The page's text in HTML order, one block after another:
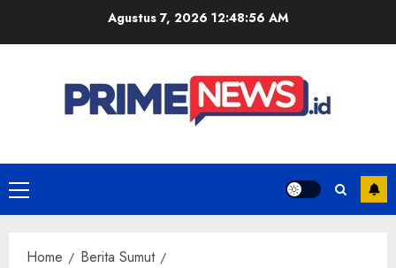
Agustus 7, 2026 12:48:56 AM
Primary
Menu
Home
Berita Sumut